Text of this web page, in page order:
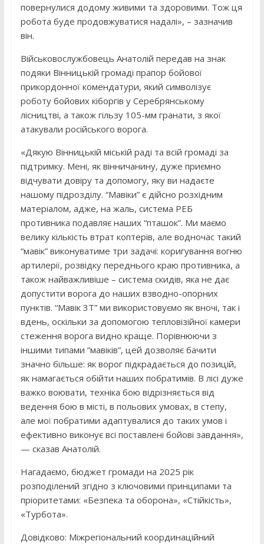
повернулися додому живими та здоровими. Тож ця
робота буде продовжуватися надалі», – зазначив
він.
Військовослужбовець Анатолій передав на знак
подяки Вінницькій громаді прапор бойової
прикордонної комендатури, який символізує
роботу бойових кіборгів у Серебрянському
лісництві, а також гільзу 105-мм гранати, з якої
атакували російського ворога.
«Дякую Вінницькій міській раді та всій громаді за
підтримку. Мені, як вінничанину, дуже приємно
відчувати довіру та допомогу, яку ви надаєте
нашому підрозділу. “Мавіки” є дійсно розхідним
матеріалом, адже, на жаль, система РЕБ
противника подавляє наших “пташок”. Ми маємо
велику кількість втрат коптерів, але водночас такий
“мавік” виконуватиме три задачі: коригування вогню
артилерії, розвідку переднього краю противника, а
також найважливіше – система скидів, яка не дає
допустити ворога до наших взводно-опорних
пунктів. “Мавік 3Т” ми використовуємо як вночі, так і
вдень, оскільки за допомогою тепловізійної камери
стеження ворога видно краще. Порівнюючи з
іншими типами “мавіків”, цей дозволяє бачити
значно більше: як ворог підкрадається до позицій,
як намагається обійти наших побратимів. В лісі дуже
важко воювати, техніка бою відрізняється від
ведення бою в місті, в польових умовах, в степу,
але мої побратими адаптувалися до таких умов і
ефективно виконує всі поставлені бойові завдання»,
— сказав Анатолій.
Нагадаємо, бюджет громади на 2025 рік
розподілений згідно з ключовими принципами та
пріоритетами: «Безпека та оборона», «Стійкість»,
«Турбота».
Довідково: Міжрегіональний координаційний